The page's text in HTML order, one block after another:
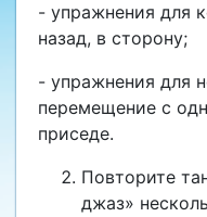
- упражнения для
назад, в сторону;
- упражнения для
перемещение с
приседе.
Повторите
джаз»